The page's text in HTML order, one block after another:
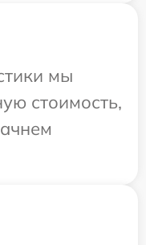
мы
стоимость,